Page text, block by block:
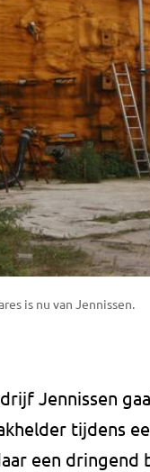
is nu van Jennissen.
Jennissen
tijdens
een